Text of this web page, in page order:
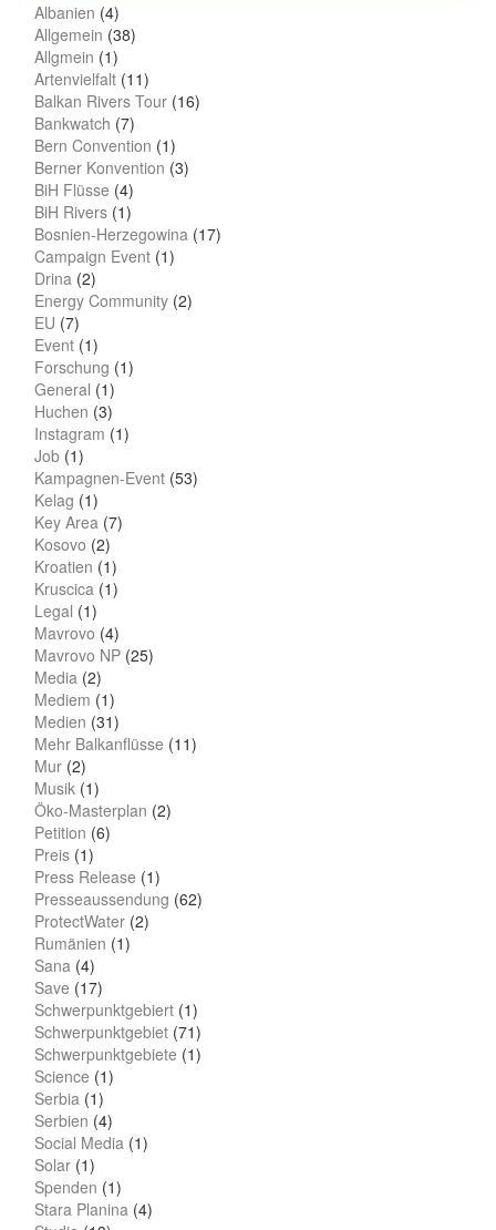
Albanien (4)
Allgemein (38)
Allgmein (1)
Artenvielfalt (11)
Balkan Rivers Tour (16)
Bankwatch (7)
Bern Convention (1)
Berner Konvention (3)
BiH Flüsse (4)
BiH Rivers (1)
Bosnien-Herzegowina (17)
Campaign Event (1)
Drina (2)
Energy Community (2)
EU (7)
Event (1)
Forschung (1)
General (1)
Huchen (3)
Instagram (1)
Job (1)
Kampagnen-Event (53)
Kelag (1)
Key Area (7)
Kosovo (2)
Kroatien (1)
Kruscica (1)
Legal (1)
Mavrovo (4)
Mavrovo NP (25)
Media (2)
Mediem (1)
Medien (31)
Mehr Balkanflüsse (11)
Mur (2)
Musik (1)
Öko-Masterplan (2)
Petition (6)
Preis (1)
Press Release (1)
Presseaussendung (62)
ProtectWater (2)
Rumänien (1)
Sana (4)
Save (17)
Schwerpunktgebiert (1)
Schwerpunktgebiet (71)
Schwerpunktgebiete (1)
Science (1)
Serbia (1)
Serbien (4)
Social Media (1)
Solar (1)
Spenden (1)
Stara Planina (4)